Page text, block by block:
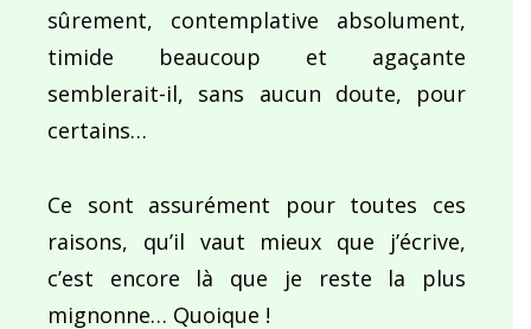
sûrement, contemplative absolument,
timide beaucoup et agaçante
semblerait-il, sans aucun doute, pour
certains…
Ce sont assurément pour toutes ces
raisons, qu’il vaut mieux que j’écrive,
c’est encore là que je reste la plus
mignonne… Quoique !